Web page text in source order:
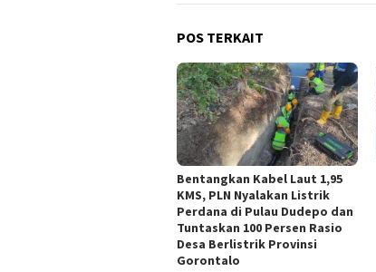
POS TERKAIT
Bentangkan Kabel Laut 1,95
KMS, PLN Nyalakan Listrik
Perdana di Pulau Dudepo dan
Tuntaskan 100 Persen Rasio
Desa Berlistrik Provinsi
Gorontalo